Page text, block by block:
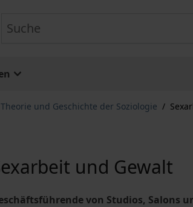
und Geschichte der Soziologie /
und Gewalt
von Studios, Salons